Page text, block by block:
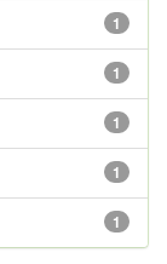
1
1
1
1
1